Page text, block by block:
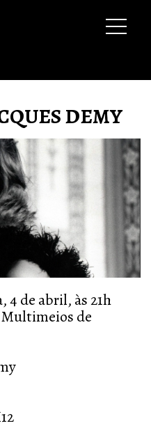
DEMY
4 de abril, às 21h
de